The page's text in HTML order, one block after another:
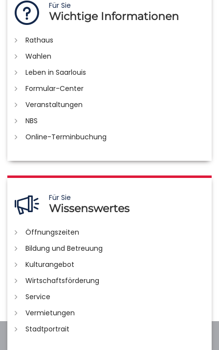
Für Sie
Wichtige Informationen
Rathaus
Wahlen
Leben in Saarlouis
Formular-Center
Veranstaltungen
NBS
Online-Terminbuchung
Für Sie
Wissenswertes
Öffnungszeiten
Bildung und Betreuung
Kulturangebot
Wirtschaftsförderung
Service
Vermietungen
Stadtportrait